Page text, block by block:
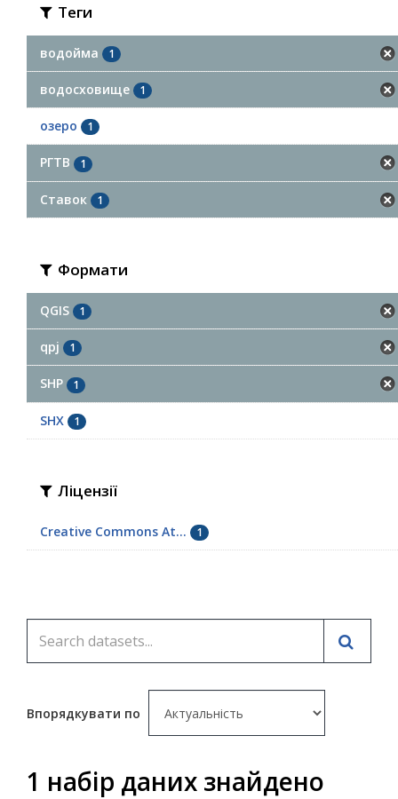
Теги
водойма 1
водосховище 1
озеро 1
РГТВ 1
Ставок 1
Формати
QGIS 1
qpj 1
SHP 1
SHX 1
Ліцензії
Creative Commons At... 1
Впорядкувати по
1 набір даних знайдено